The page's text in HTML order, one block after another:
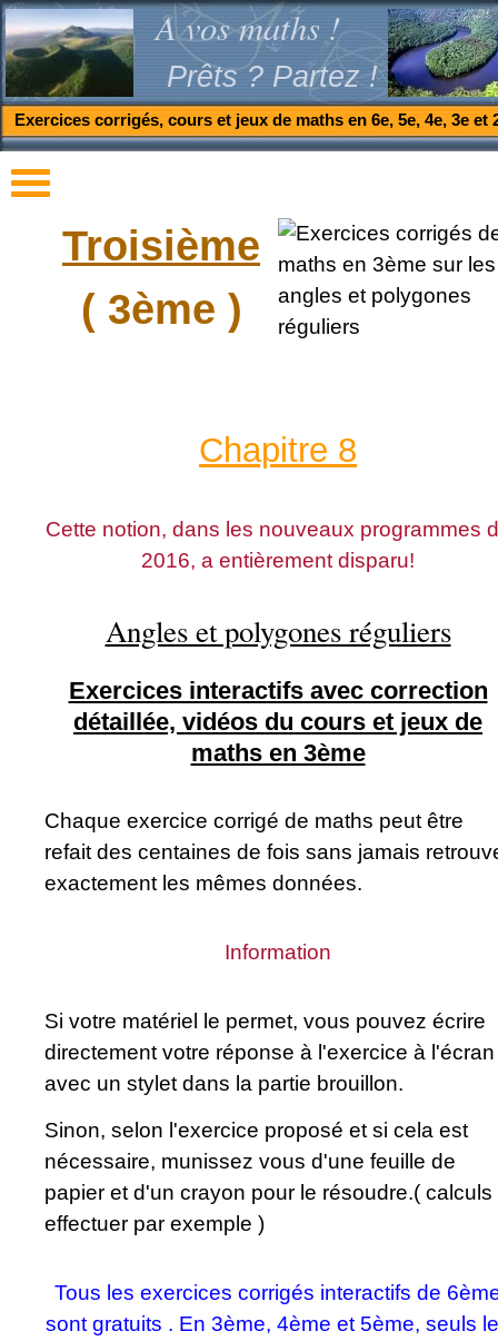
A vos maths !
Prêts ? Partez !
Exercices corrigés, cours et jeux de maths en 6e, 5e, 4e, 3e et
Troisième
( 3ème )
Chapitre 8
Cette notion, dans les nouveaux programmes
2016, a entièrement disparu!
Angles et polygones réguliers
Exercices interactifs avec correction
détaillée, vidéos du cours et jeux de
maths en 3ème
Chaque exercice corrigé de maths peut être
refait des centaines de fois sans jamais
exactement les mêmes données.
Information
Si votre matériel le permet, vous pouvez écrire
directement votre réponse à l'exercice à l'écran
avec un stylet dans la partie brouillon.
Sinon, selon l'exercice proposé et si cela est
nécessaire, munissez vous d'une feuille de
papier et d'un crayon pour le résoudre.( calculs
effectuer par exemple )
Tous les exercices corrigés interactifs de
sont gratuits . En 3ème, 4ème et 5ème, seuls